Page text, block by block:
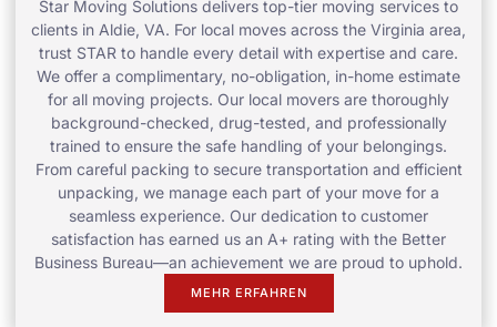
Star Moving Solutions delivers top-tier moving services to
clients in Aldie, VA. For local moves across the Virginia area,
trust STAR to handle every detail with expertise and care.
We offer a complimentary, no-obligation, in-home estimate
for all moving projects. Our local movers are thoroughly
background-checked, drug-tested, and professionally
trained to ensure the safe handling of your belongings.
From careful packing to secure transportation and efficient
unpacking, we manage each part of your move for a
seamless experience. Our dedication to customer
satisfaction has earned us an A+ rating with the Better
Business Bureau—an achievement we are proud to uphold.
MEHR ERFAHREN